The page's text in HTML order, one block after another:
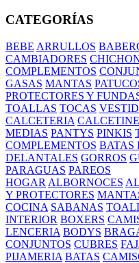
CATEGORÍAS
BEBE ARRULLOS
CAMBIADORES
COMPLEMENTOS
GASAS MANTAS
PROTECTORES Y
TOALLAS TOCAS
CALCETERIA
MEDIAS PANTYS PINKIS
COMPLEMENTOS BATAS
DELANTALES GORROS
PARAGUAS PAREOS
HOGAR ALBORNOCES
Y PROTECTORES
COCINA SABANAS
INTERIOR BOXERS
LENCERIA BODYS
CONJUNTOS CUBRES
PIJAMERIA BATAS